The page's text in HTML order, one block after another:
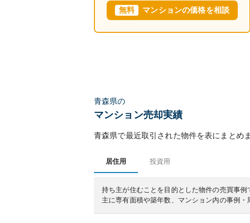
無料 マンションの価格を相談
青森県の
マンション売却実績
青森県で最近取引された物件を表にまとめ
居住用 投資用
持ち主が住むことを目的とした物件の売買事例
主に専有面積や築年数、マンション内の事例